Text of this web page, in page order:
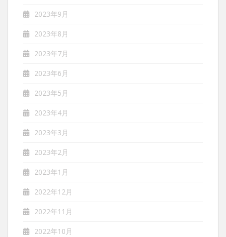
2023年9月
2023年8月
2023年7月
2023年6月
2023年5月
2023年4月
2023年3月
2023年2月
2023年1月
2022年12月
2022年11月
2022年10月